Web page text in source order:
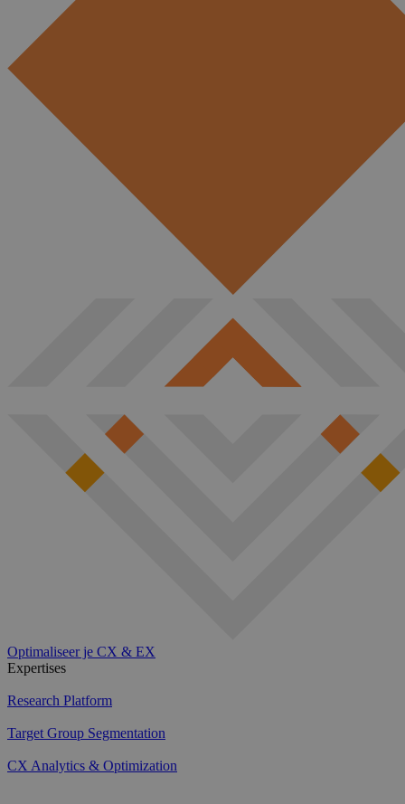
Optimaliseer je CX & EX
Expertises
Research Platform
Target Group Segmentation
CX Analytics & Optimization